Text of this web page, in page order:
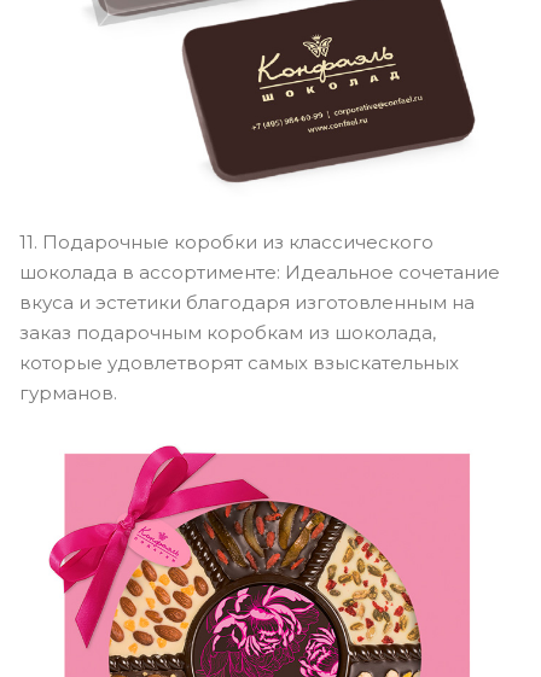
11. Подарочные коробки из классического
шоколада в ассортименте: Идеальное сочетание
вкуса и эстетики благодаря изготовленным на
заказ подарочным коробкам из шоколада,
которые удовлетворят самых взыскательных
гурманов.